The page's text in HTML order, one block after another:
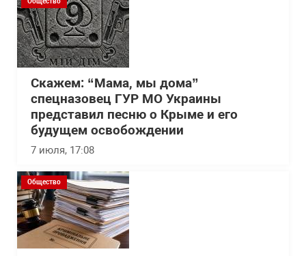
Скажем: “Мама, мы дома”
спецназовец ГУР МО Украины
представил песню о Крыме и его
будущем освобождении
7 июля, 17:08
Общество